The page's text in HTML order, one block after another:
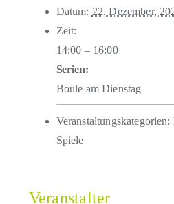
Datum: 22. Dezember,
Zeit:
14:00 – 16:00
Serien:
Boule am Dienstag
Veranstaltungskategorien:
Spiele
Veranstalter